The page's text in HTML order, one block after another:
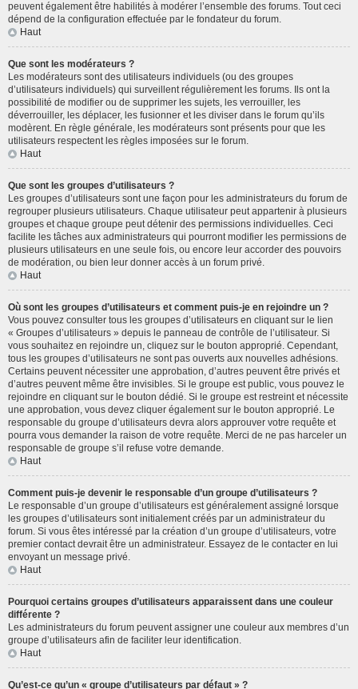
peuvent également être habilités à modérer l’ensemble des forums. Tout ceci
dépend de la configuration effectuée par le fondateur du forum.
Haut
Que sont les modérateurs ?
Les modérateurs sont des utilisateurs individuels (ou des groupes
d’utilisateurs individuels) qui surveillent régulièrement les forums. Ils ont la
possibilité de modifier ou de supprimer les sujets, les verrouiller, les
déverrouiller, les déplacer, les fusionner et les diviser dans le forum qu’ils
modèrent. En règle générale, les modérateurs sont présents pour que les
utilisateurs respectent les règles imposées sur le forum.
Haut
Que sont les groupes d’utilisateurs ?
Les groupes d’utilisateurs sont une façon pour les administrateurs du forum de
regrouper plusieurs utilisateurs. Chaque utilisateur peut appartenir à plusieurs
groupes et chaque groupe peut détenir des permissions individuelles. Ceci
facilite les tâches aux administrateurs qui pourront modifier les permissions de
plusieurs utilisateurs en une seule fois, ou encore leur accorder des pouvoirs
de modération, ou bien leur donner accès à un forum privé.
Haut
Où sont les groupes d’utilisateurs et comment puis-je en rejoindre un ?
Vous pouvez consulter tous les groupes d’utilisateurs en cliquant sur le lien
« Groupes d’utilisateurs » depuis le panneau de contrôle de l’utilisateur. Si
vous souhaitez en rejoindre un, cliquez sur le bouton approprié. Cependant,
tous les groupes d’utilisateurs ne sont pas ouverts aux nouvelles adhésions.
Certains peuvent nécessiter une approbation, d’autres peuvent être privés et
d’autres peuvent même être invisibles. Si le groupe est public, vous pouvez le
rejoindre en cliquant sur le bouton dédié. Si le groupe est restreint et nécessite
une approbation, vous devez cliquer également sur le bouton approprié. Le
responsable du groupe d’utilisateurs devra alors approuver votre requête et
pourra vous demander la raison de votre requête. Merci de ne pas harceler un
responsable de groupe s’il refuse votre demande.
Haut
Comment puis-je devenir le responsable d’un groupe d’utilisateurs ?
Le responsable d’un groupe d’utilisateurs est généralement assigné lorsque
les groupes d’utilisateurs sont initialement créés par un administrateur du
forum. Si vous êtes intéressé par la création d’un groupe d’utilisateurs, votre
premier contact devrait être un administrateur. Essayez de le contacter en lui
envoyant un message privé.
Haut
Pourquoi certains groupes d’utilisateurs apparaissent dans une couleur
différente ?
Les administrateurs du forum peuvent assigner une couleur aux membres d’un
groupe d’utilisateurs afin de faciliter leur identification.
Haut
Qu’est-ce qu’un « groupe d’utilisateurs par défaut » ?